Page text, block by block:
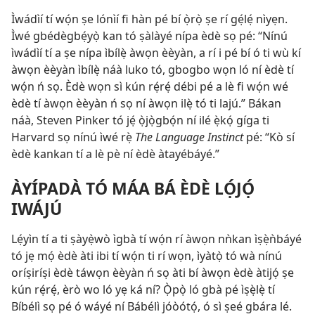
Ìwádìí tí wọ́n ṣe lónìí fi hàn pé bí ọ̀rọ̀ ṣe rí gẹ́lẹ́ nìyẹn.
Ìwé gbédègbẹ́yọ̀ kan tó ṣàlàyé nípa èdè sọ pé: “Nínú
ìwádìí tí a ṣe nípa ìbílẹ̀ àwọn èèyàn, a rí i pé bí ó ti wù kí
àwọn èèyàn ìbílẹ̀ náà luko tó, gbogbo wọn ló ní èdè tí
wọ́n ń sọ. Èdè wọn sì kún rẹ́rẹ́ débi pé a lè fi wọ́n wé
èdè tí àwọn èèyàn ń sọ ní àwọn ilẹ̀ tó ti lajú.” Bákan
náà, Steven Pinker tó jẹ́ ọ̀jọ̀gbọ́n ní ilé ẹ̀kọ́ gíga ti
Harvard sọ nínú ìwé rẹ̀ The Language Instinctpé: “Kò sí
èdè kankan tí a lè pè ní èdè àtayébáyé.”
ÀYÍPADÀ TÓ MÁA BÁ ÈDÈ LỌ́JỌ́
IWÁJÚ
Lẹ́yìn tí a ti ṣàyẹ̀wò ìgbà tí wọ́n rí àwọn nǹkan ìṣẹ̀ǹbáyé
tó jẹ mọ́ èdè àti ibi tí wọ́n ti rí wọn, ìyàtọ̀ tó wà nínú
oríṣiríṣi èdè táwọn èèyàn ń sọ àti bí àwọn èdè àtijọ́ ṣe
kún rẹ́rẹ́, èrò wo ló yẹ ká ní? Ọ̀pọ̀ ló gbà pé ìṣẹ̀lẹ̀ tí
Bíbélì sọ pé ó wáyé ní Bábélì jóòótọ́, ó sì ṣeé gbára lé.